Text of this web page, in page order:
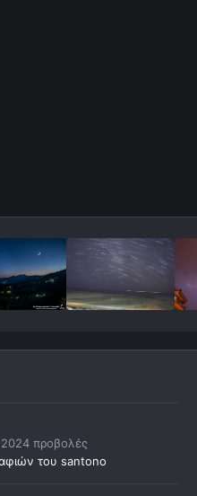
2024 προβολές
του santono